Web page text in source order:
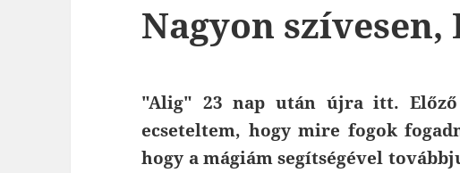
Nagyon
"Alig" 23 nap után újra itt. Előző
ecseteltem, hogy mire fogok
hogy a mágiám segítségével